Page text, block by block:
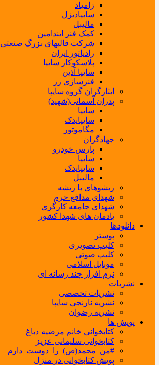
زامیاد
سایپادیزل
مالیبل
کمک فنر ایندامین
شرکت قالبهای بزرگ صنعتی
رادیاتور ایران
پلاسکوکار سایپا
سایپا آذین
فنرسازی زر
ایثارگران گروه سایپا
پدران آسمانی(شهید)
سایپا
سایپایدک
مگاموتور
جهادگران
پارس خودرو
سایپا
سایپایدک
مالیبل
ریشوهای با ریشه
شهدای مدافع حرم
شهدای جامعه کارگری
یادمان های شهدا کشور
دانلودها
پوستر
کلیپ تصویری
کلیپ صوتی
موبایل اسلامی
نرم افزار چند رسانه ای
نشریات
نشریات تخصصی
نشریه نارنجی سایپا
نشریه رضوان
پویش ها
کتابخوانی خانم مرضیه دباغ
کتابخوانی سلیمانی عزیز
#من_محمد(ص)_را_دوست_دارم
پویش کتابخوانی در منزل